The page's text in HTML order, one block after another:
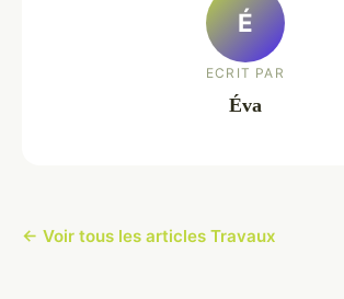
É
ECRIT PAR
Éva
← Voir tous les articles Travaux